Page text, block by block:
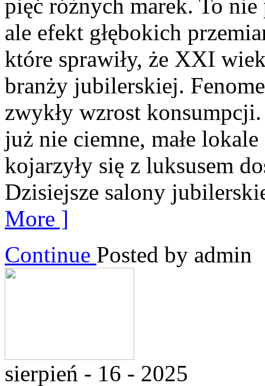
pięć różnych marek. To
ale efekt głębokich
które sprawiły, że XXI
branży jubilerskiej.
zwykły wzrost konsumpcji.
już nie ciemne, małe
kojarzyły się z luksusem
Dzisiejsze salony
More ]
Continue Posted by admin
sierpień - 16 - 2025